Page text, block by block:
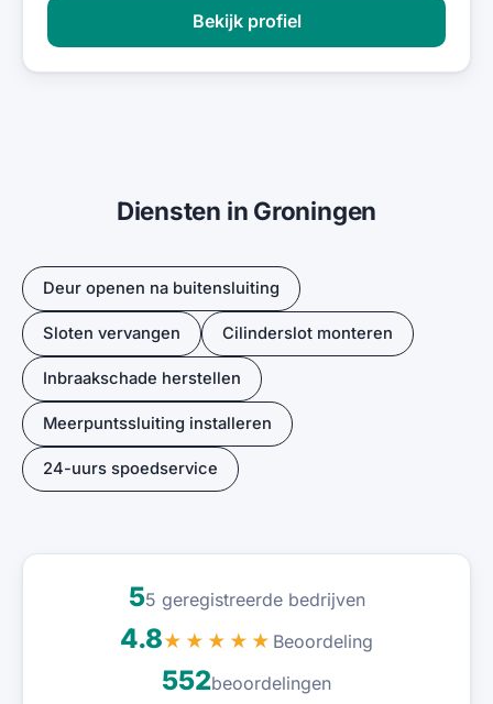
Bekijk profiel
Diensten in Groningen
Deur openen na buitensluiting
Sloten vervangen Cilinderslot monteren
Inbraakschade herstellen
Meerpuntssluiting installeren
24-uurs spoedservice
55 geregistreerde bedrijven
4.8★★★★★ Beoordeling
552beoordelingen